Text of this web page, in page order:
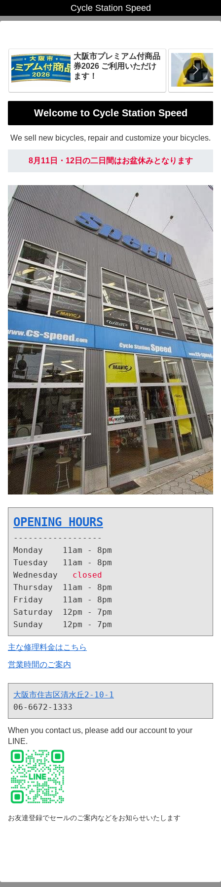
Cycle Station Speed
大阪市プレミアム付商品
券2026 ご利用いただけ
ます！
Welcome to Cycle Station Speed
We sell new bicycles, repair and customize your bicycles.
8月11日・12日の二日間はお盆休みとなります
OPENING HOURS
------------------
Monday    11am - 8pm
Tuesday   11am - 8pm
Wednesday closed
Thursday  11am - 8pm
Friday    11am - 8pm
Saturday  12pm - 7pm
Sunday    12pm - 7pm
主な修理料金はこちら
営業時間のご案内
大阪市住吉区清水丘2-10-1
06-6672-1333
When you contact us, please add our account to your
LINE.
お友達登録でセールのご案内などをお知らせいたします